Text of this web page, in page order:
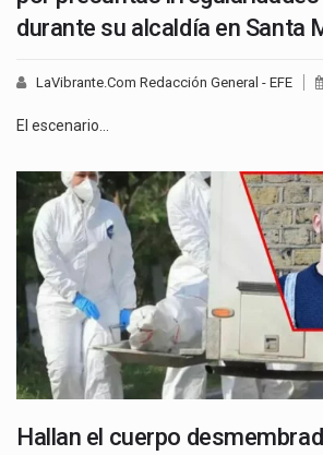
durante su alcaldía en Santa
LaVibrante.Com Redacción General - EFE
El escenario…
Hallan el cuerpo